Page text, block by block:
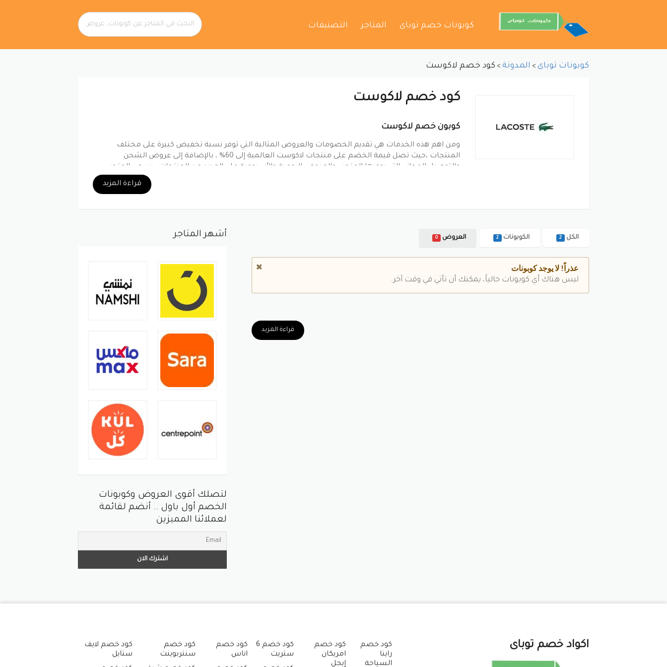
إلى
كوبونات خصم توباى المتاجر التصنيفات
كوبونات توباى > المدونة > كود خصم لاكوست
قراءة المزيد
كود خصم لاكوست
كوبون خصم لاكوست
ومن اهم هذه الخدمات هي تقديم الخصومات والعروض المثالية التي توفر نسبة تخفيض كبيرة على مختلف
المنتجات ،حيث تصل قيمة الخضم على منتجات لاكوست العالمية إلى 60% ، بالإضافة إلى عروض الشحن
والتوصيل المجاني التي يوفرها المتجر ، والعروض اليومية والأسبوعية على العديد من المنتجات ، يسعى المتجر
والتي تساعدهم في الحصول على أسعار
الكل 2 الكوبونات 2 العروض 0
عذراً! لا يوجد كوبونات
ليس هناك أي كوبونات حالياً، يمكنك أن تأتي في وقت آخر.
قراءة المزيد
أشهر المتاجر
لتصلك أقوى العروض وكوبونات
الخصم أول باول .. أنضم لقائمة
لعملائنا المميزين
اكواد خصم توباى
كود خصم
راينا
السياحة
كود خصم
امريكان
إيجل
كود خصم 6
ستريت
كود خصم
اناس
كود خصم
سنتربوينت
كود خصم لايف
ستايل